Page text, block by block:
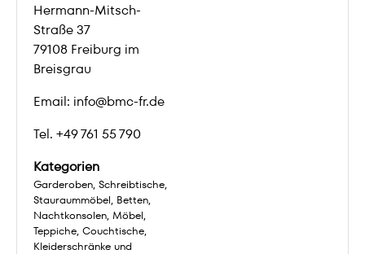
Hermann-Mitsch-
Straße 37
79108 Freiburg im
Breisgrau
Email: info@bmc-fr.de
Tel. +49 761 55 790
Kategorien
Garderoben Schreibtische
Stauraummöbel Betten
Nachtkonsolen Möbel
Teppiche Couchtische
Kleiderschränke und